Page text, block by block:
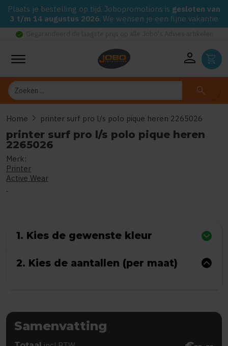
Plaats je bestelling op tijd. Jobopromotions is gesloten van
3 t/m 14 augustus 2026. We wensen je een fijne vakantie
check_circle
person shopping_cart
Zoeken search
Home chevron_right printer surf pro l/s polo pique heren 2265026
printer surf pro l/s polo pique heren
2265026
Merk:
Printer
Active Wear
1. Kies de gewenste kleur
2. Kies de aantallen (per maat)
Samenvatting